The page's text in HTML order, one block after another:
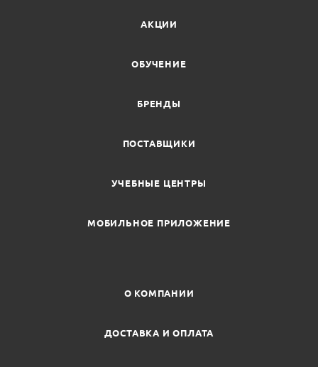
АКЦИИ
ОБУЧЕНИЕ
БРЕНДЫ
ПОСТАВЩИКИ
УЧЕБНЫЕ ЦЕНТРЫ
МОБИЛЬНОЕ ПРИЛОЖЕНИЕ
О КОМПАНИИ
ДОСТАВКА И ОПЛАТА